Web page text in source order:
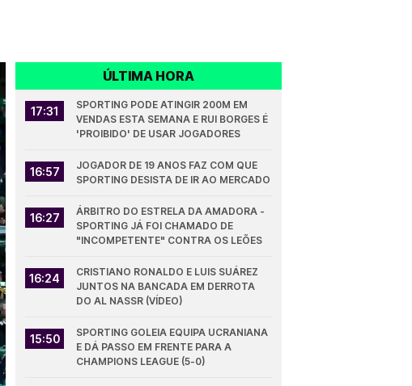
ÚLTIMA HORA
17:31
SPORTING PODE ATINGIR 200M EM
VENDAS ESTA SEMANA E RUI BORGES É
'PROIBIDO' DE USAR JOGADORES
16:57
JOGADOR DE 19 ANOS FAZ COM QUE
SPORTING DESISTA DE IR AO MERCADO
16:27
ÁRBITRO DO ESTRELA DA AMADORA -
SPORTING JÁ FOI CHAMADO DE
"INCOMPETENTE" CONTRA OS LEÕES
16:24
CRISTIANO RONALDO E LUIS SUÁREZ
JUNTOS NA BANCADA EM DERROTA
DO AL NASSR (VÍDEO)
15:50
SPORTING GOLEIA EQUIPA UCRANIANA
E DÁ PASSO EM FRENTE PARA A
CHAMPIONS LEAGUE (5-0)